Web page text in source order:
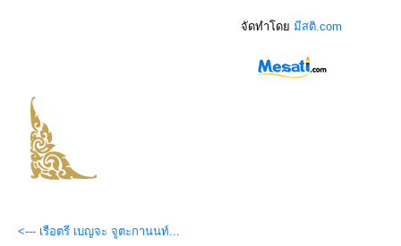
จัดทำโดย มีสติ.com
<--- เรือตรี เบญจะ จูตะกานนท์...